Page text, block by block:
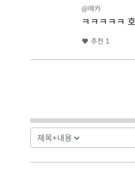
@에카
ㅋㅋㅋㅋㅋ
추천 1